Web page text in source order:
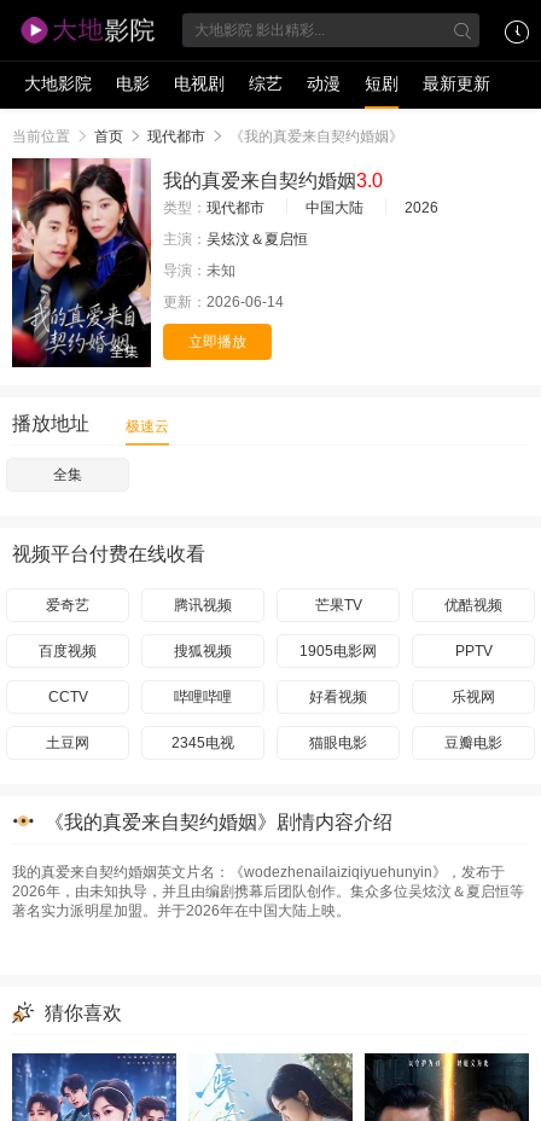
大地影院 电影 电视剧 综艺 动漫 短剧 最新更新
当前位置 首页 现代都市 《我的真爱来自契约婚姻》
全集
我的真爱来自契约婚姻3.0
类型： 现代都市 中国大陆
2026
主演： 吴炫汶＆夏启恒
导演： 未知
更新： 2026-06-14
立即播放
播放地址 极速云
全集
视频平台付费在线收看
爱奇艺 腾讯视频 芒果TV 优酷视频
百度视频 搜狐视频 1905电影网 PPTV
CCTV 哔哩哔哩 好看视频 乐视网
土豆网 2345电视 猫眼电影 豆瓣电影
《我的真爱来自契约婚姻》剧情内容介绍
我的真爱来自契约婚姻英文片名：《wodezhenailaiziqiyuehunyin》，发布于
2026年，由未知执导，并且由编剧携幕后团队创作。集众多位吴炫汶＆夏启恒等
著名实力派明星加盟。并于2026年在中国大陆上映。
猜你喜欢